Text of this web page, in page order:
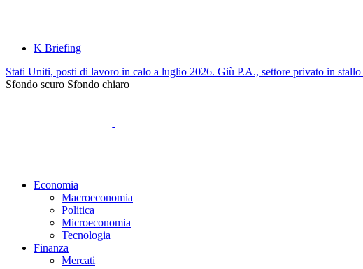
K Briefing
Stati Uniti, posti di lavoro in calo a luglio 2026. Giù P.A., settore privato in stallo
Sfondo scuro Sfondo chiaro
Economia
Macroeconomia
Politica
Microeconomia
Tecnologia
Finanza
Mercati